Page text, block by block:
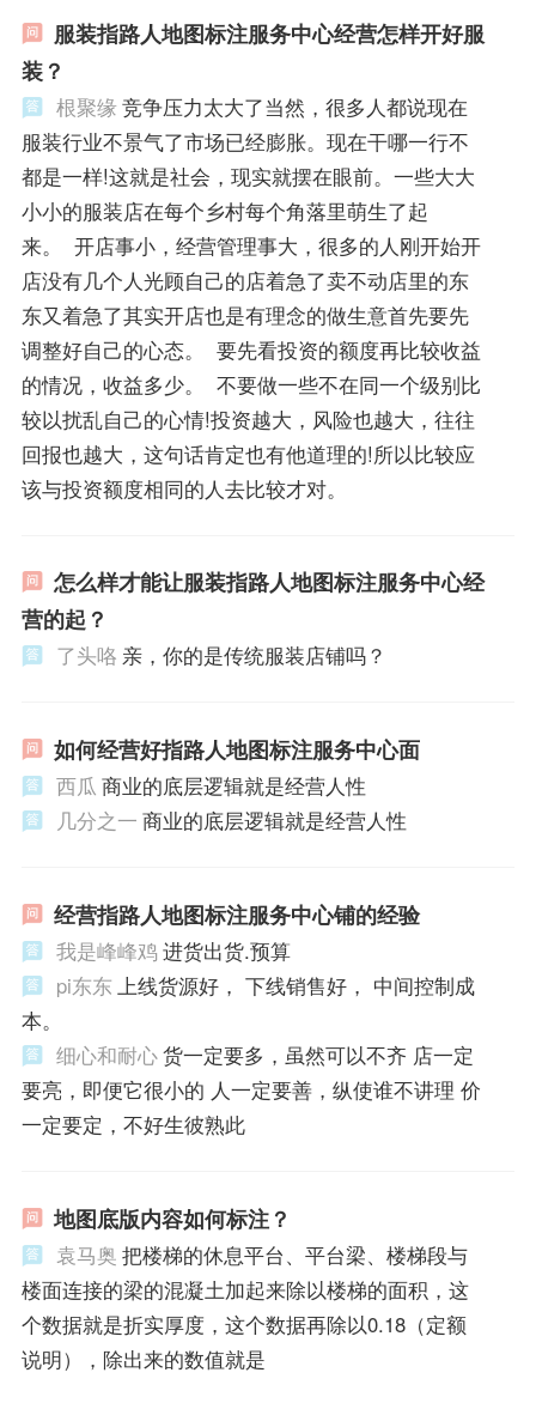
服装指路人地图标注服务中心经营怎样开好服
装？
根聚缘竞争压力太大了当然，很多人都说现在
服装行业不景气了市场已经膨胀。现在干哪一行不
都是一样!这就是社会，现实就摆在眼前。一些大大
小小的服装店在每个乡村每个角落里萌生了起
来。 开店事小，经营管理事大，很多的人刚开始开
店没有几个人光顾自己的店着急了卖不动店里的东
东又着急了其实开店也是有理念的做生意首先要先
调整好自己的心态。 要先看投资的额度再比较收益
的情况，收益多少。 不要做一些不在同一个级别比
较以扰乱自己的心情!投资越大，风险也越大，往往
回报也越大，这句话肯定也有他道理的!所以比较应
该与投资额度相同的人去比较才对。
怎么样才能让服装指路人地图标注服务中心经
营的起？
了头咯 亲，你的是传统服装店铺吗？
如何经营好指路人地图标注服务中心面
西瓜 商业的底层逻辑就是经营人性
几分之一 商业的底层逻辑就是经营人性
经营指路人地图标注服务中心铺的经验
我是峰峰鸡 进货出货.预算
pi东东 上线货源好， 下线销售好， 中间控制成
本。
细心和耐心货一定要多，虽然可以不齐 店一定
要亮，即便它很小的 人一定要善，纵使谁不讲理 价
一定要定，不好生彼熟此
地图底版内容如何标注？
袁马奥 把楼梯的休息平台、平台梁、楼梯段与
楼面连接的梁的混凝土加起来除以楼梯的面积，这
个数据就是折实厚度，这个数据再除以0.18（定额
说明），除出来的数值就是